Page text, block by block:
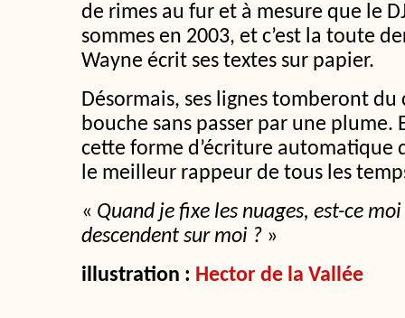
de rimes au fur et à mesure que le
sommes en 2003, et c’est la toute
Wayne écrit ses textes sur papier.
Désormais, ses lignes tomberont
bouche sans passer par une plume.
cette forme d’écriture
le meilleur rappeur de tous les
« Quand je fixe les nuages, est-ce
descendent sur moi ? »
illustration : Hector de la Vallée